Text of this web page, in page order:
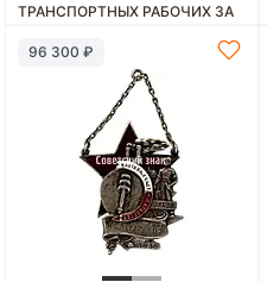
ТРАНСПОРТНЫХ РАБОЧИХ ЗА
НА МОТОЦИКЛАХ, 29 АВГУСТА
96 300 ₽